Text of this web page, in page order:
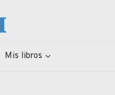
Mis libros